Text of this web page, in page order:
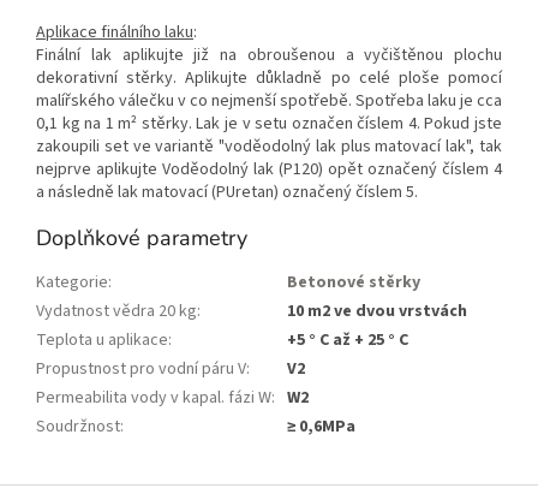
Aplikace finálního laku:
Finální lak aplikujte již na obroušenou a vyčištěnou plochu
dekorativní stěrky. Aplikujte důkladně po celé ploše pomocí
malířského válečku v co nejmenší spotřebě. Spotřeba laku je cca
0,1 kg na 1 m² stěrky. Lak je v setu označen číslem 4. Pokud jste
zakoupili set ve variantě "voděodolný lak plus matovací lak", tak
nejprve aplikujte Voděodolný lak (P120) opět označený číslem 4
a následně lak matovací (PUretan) označený číslem 5.
Doplňkové parametry
Kategorie:
Betonové stěrky
Vydatnost vědra 20 kg:
10 m2 ve dvou vrstvách
Teplota u aplikace:
+5 ° C až + 25 ° C
Propustnost pro vodní páru V:
V2
Permeabilita vody v kapal. fázi W: W2
Soudržnost: ≥ 0,6MPa